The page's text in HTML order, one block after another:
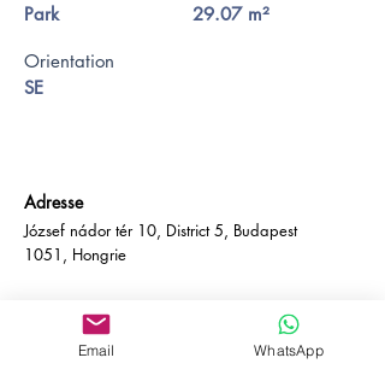
Park
29.07 m²
Orientation
SE
Adresse
József nádor tér 10, District 5, Budapest
1051, Hongrie
Adresse
József nádor tér 10, District 5, Budapest
1051, Hongrie
Email WhatsApp